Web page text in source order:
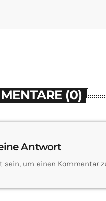
(0)
Antwort
sein, um einen Kommentar